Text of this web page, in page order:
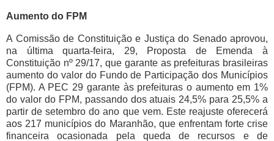
Aumento do FPM
A Comissão de Constituição e Justiça do Senado aprovou,
na última quarta-feira, 29, Proposta de Emenda à
Constituição nº 29/17, que garante as prefeituras brasileiras
aumento do valor do Fundo de Participação dos Municípios
(FPM). A PEC 29 garante às prefeituras o aumento em 1%
do valor do FPM, passando dos atuais 24,5% para 25,5% a
partir de setembro do ano que vem. Este reajuste oferecerá
aos 217 municípios do Maranhão, que enfrentam forte crise
financeira ocasionada pela queda de recursos e de